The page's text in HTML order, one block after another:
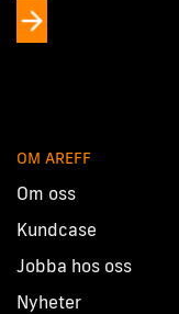
OM AREFF
Om oss
Kundcase
Jobba hos oss
Nyheter